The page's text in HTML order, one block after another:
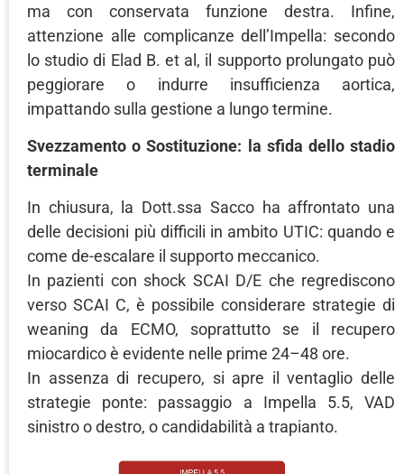
ma con conservata funzione destra. Infine,
attenzione alle complicanze dell’Impella: secondo
lo studio di Elad B. et al, il supporto prolungato può
peggiorare o indurre insufficienza aortica,
impattando sulla gestione a lungo termine.
Svezzamento o Sostituzione: la sfida dello stadio
terminale
In chiusura, la Dott.ssa Sacco ha affrontato una
delle decisioni più difficili in ambito UTIC: quando e
come de-escalare il supporto meccanico.
In pazienti con shock SCAI D/E che regrediscono
verso SCAI C, è possibile considerare strategie di
weaning da ECMO, soprattutto se il recupero
miocardico è evidente nelle prime 24–48 ore.
In assenza di recupero, si apre il ventaglio delle
strategie ponte: passaggio a Impella 5.5, VAD
sinistro o destro, o candidabilità a trapianto.